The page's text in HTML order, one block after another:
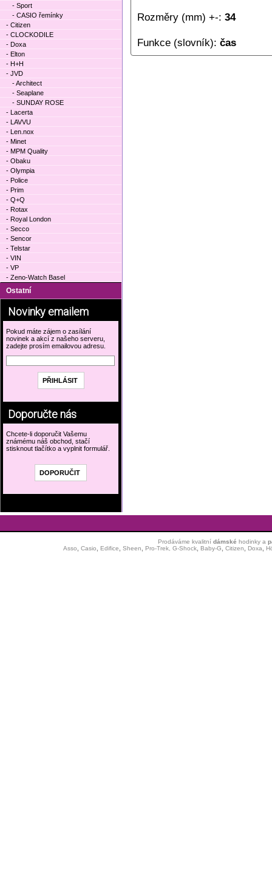
Rozměry (mm) +-: 34
Funkce (slovník): čas
- Sport
- CASIO řemínky
- Citizen
- CLOCKODILE
- Doxa
- Elton
- H+H
- JVD
- Architect
- Seaplane
- SUNDAY ROSE
- Lacerta
- LAVVU
- Len.nox
- Minet
- MPM Quality
- Obaku
- Olympia
- Police
- Prim
- Q+Q
- Rotax
- Royal London
- Secco
- Sencor
- Telstar
- VIN
- VP
- Zeno-Watch Basel
Ostatní
Novinky emailem
Pokud máte zájem o zasílání
novinek a akcí z našeho serveru,
zadejte prosím emailovou adresu.
Doporučte nás
Chcete-li doporučit Vašemu
známému náš obchod, stačí
stisknout tlačítko a vyplnit formulář.
Prodáváme kvalitní dámské hodinkya
Asso
Casio Edifice Sheen Pro-Trek, G-Shock, Baby-G Citizen Doxa